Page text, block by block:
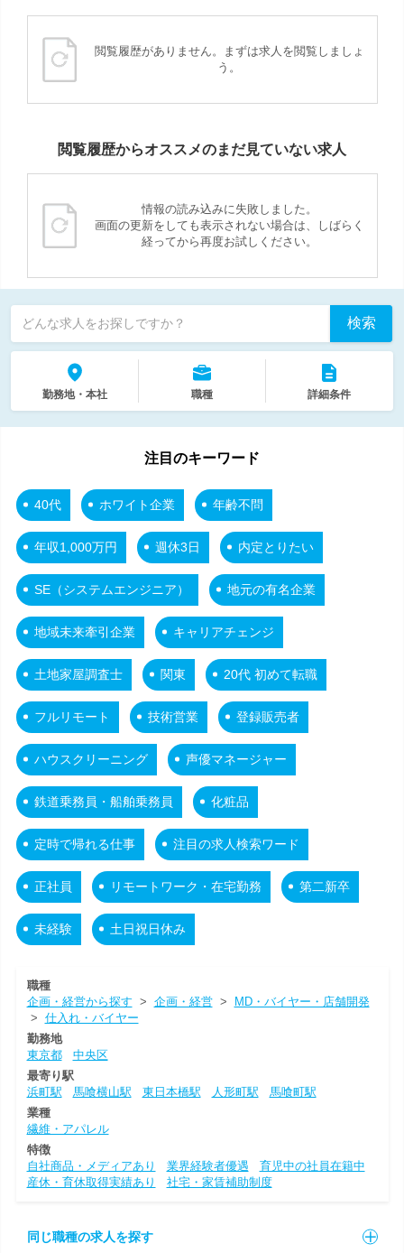
閲覧履歴がありません。まずは求人を閲覧しましょ
う。
閲覧履歴からオススメのまだ見ていない求人
情報の読み込みに失敗しました。
画面の更新をしても表示されない場合は、しばらく
経ってから再度お試しください。
どんな求人をお探しですか？ 検索
勤務地・本社 職種 詳細条件
注目のキーワード
40代 ホワイト企業 年齢不問
年収1,000万円 週休3日 内定とりたい
SE（システムエンジニア） 地元の有名企業
地域未来牽引企業 キャリアチェンジ
土地家屋調査士 関東 20代 初めて転職
フルリモート 技術営業 登録販売者
ハウスクリーニング 声優マネージャー
鉄道乗務員・船舶乗務員 化粧品
定時で帰れる仕事 注目の求人検索ワード
正社員 リモートワーク・在宅勤務 第二新卒
未経験 土日祝日休み
職種
企画・経営から探す > 企画・経営> MD・バイヤー・店舗開発
> 仕入れ・バイヤー
勤務地
東京都
中央区
最寄り駅
浜町駅
馬喰横山駅 東日本橋駅 人形町駅
馬喰町駅
業種
繊維・アパレル
特徴
自社商品・メディアあり
業界経験者優遇
育児中の社員在籍中
産休・育休取得実績あり
社宅・家賃補助制度
同じ職種の求人を探す